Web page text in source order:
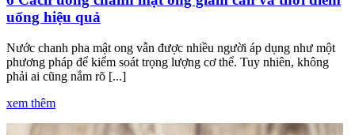
uống hiệu quả
Nước chanh pha mật ong vẫn được nhiều người áp dụng như một
phương pháp để kiểm soát trọng lượng cơ thể. Tuy nhiên, không
phải ai cũng nắm rõ [...]
xem thêm